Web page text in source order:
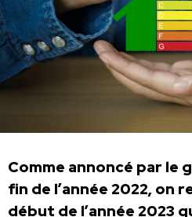
Comme annoncé par le
fin de l’année 2022, on
début de l’année 2023